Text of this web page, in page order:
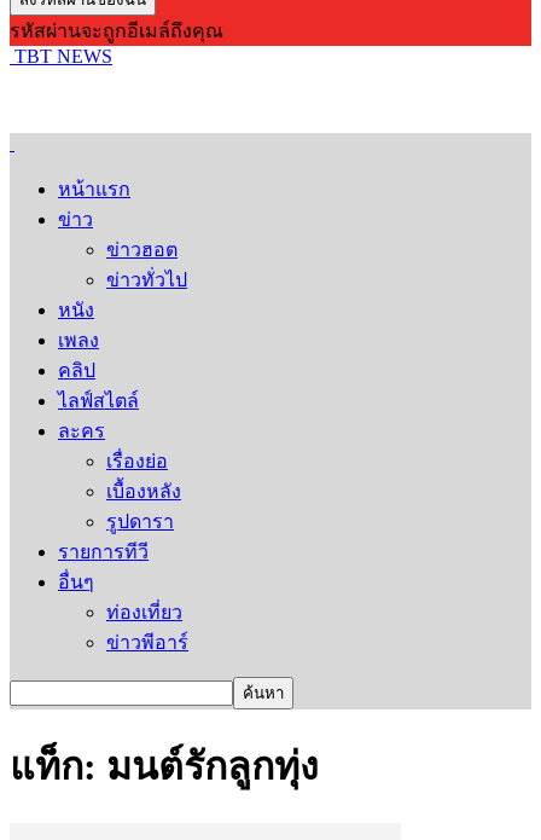
รหัสผ่านจะถูกอีเมล์ถึงคุณ
TBT NEWS
หน้าแรก
ข่าว
ข่าวฮอต
ข่าวทั่วไป
หนัง
เพลง
คลิป
ไลฟ์สไตล์
ละคร
เรื่องย่อ
เบื้องหลัง
รูปดารา
รายการทีวี
อื่นๆ
ท่องเที่ยว
ข่าวพีอาร์
แท็ก: มนต์รักลูกทุ่ง